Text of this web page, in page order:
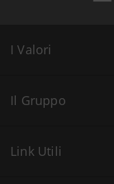
I Valori
Il Gruppo
Link Utili